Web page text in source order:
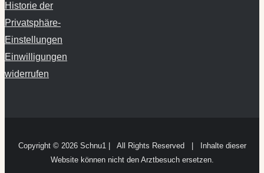
Historie der
Privatsphäre-
Einstellungen
Einwilligungen
widerrufen
Copyright © 2026 Schnu1 | All Rights Reserved | Inhalte dieser
Website können nicht den Arztbesuch ersetzen.